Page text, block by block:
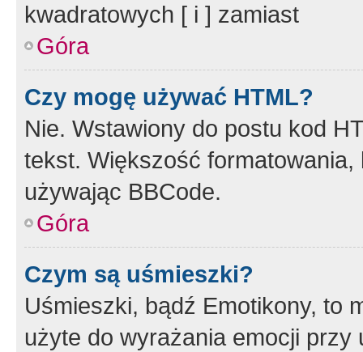
kwadratowych [ i ] zamiast
Góra
Czy mogę używać HTML?
Nie. Wstawiony do postu kod
tekst. Większość
używając BBCode.
Góra
Czym są uśmieszki?
Uśmieszki, bądź Emotikony, to
użyte do wyrażania emocji